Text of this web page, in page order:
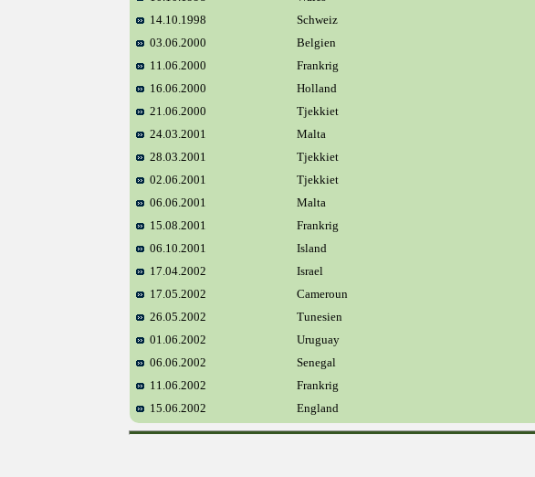
14.10.1998
Schweiz
03.06.2000
Belgien
11.06.2000
Frankrig
16.06.2000
Holland
21.06.2000
Tjekkiet
24.03.2001
Malta
28.03.2001
Tjekkiet
02.06.2001
Tjekkiet
06.06.2001
Malta
15.08.2001
Frankrig
06.10.2001
Island
17.04.2002
Israel
17.05.2002
Cameroun
26.05.2002
Tunesien
01.06.2002
Uruguay
06.06.2002
Senegal
11.06.2002
Frankrig
15.06.2002
England